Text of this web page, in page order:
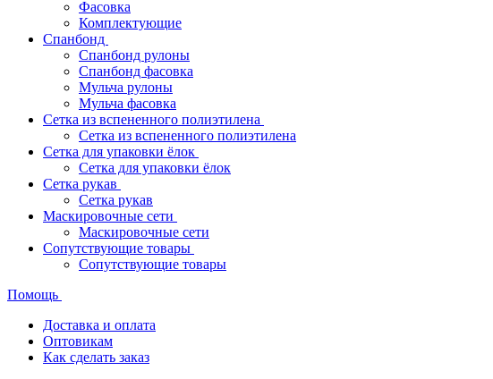
Фасовка
Комплектующие
Спанбонд
Спанбонд рулоны
Спанбонд фасовка
Мульча рулоны
Мульча фасовка
Сетка из вспененного полиэтилена
Сетка из вспененного полиэтилена
Сетка для упаковки ёлок
Сетка для упаковки ёлок
Сетка рукав
Сетка рукав
Маскировочные сети
Маскировочные сети
Сопутствующие товары
Сопутствующие товары
Помощь
Доставка и оплата
Оптовикам
Как сделать заказ